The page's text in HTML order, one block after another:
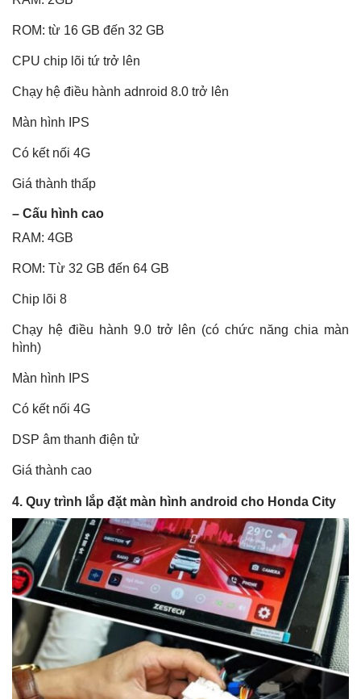
ROM: từ 16 GB đến 32 GB
CPU chip lõi tứ trở lên
Chạy hệ điều hành adnroid 8.0 trở lên
Màn hình IPS
Có kết nối 4G
Giá thành thấp
– Cấu hình cao
RAM: 4GB
ROM: Từ 32 GB đến 64 GB
Chip lõi 8
Chạy hệ điều hành 9.0 trở lên (có chức năng chia màn
hình)
Màn hình IPS
Có kết nối 4G
DSP âm thanh điện tử
Giá thành cao
4. Quy trình lắp đặt màn hình android cho Honda City